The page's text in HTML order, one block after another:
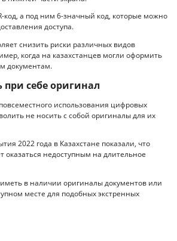
код, а под ним 6-значный код, которые можно
доступа.
снизить риски различных видов
когда на казахстанцев могли оформить
документам.
себе оригинал
использования цифровых
не носить с собой оригиналы для их
2022 года в Казахстане показали, что
оказаться недоступным на длительное
в наличии оригиналы документов или
месте для подобных экстренных